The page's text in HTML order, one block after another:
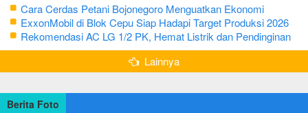
Cara Cerdas Petani Bojonegoro Menguatkan Ekonomi
Keluarga
ExxonMobil di Blok Cepu Siap Hadapi Target Produksi 2026
Rekomendasi AC LG 1/2 PK, Hemat Listrik dan Pendinginan
Maksimal
Lainnya
Berita Foto